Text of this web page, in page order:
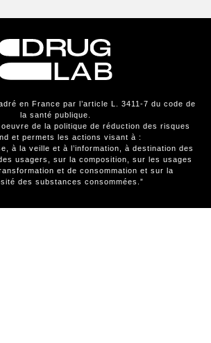
en France par l’article L. 3411-7 du code de
la santé publique.
de la politique de réduction des risques
et permets les actions visant à :
à la veille et à l’information, à destination des
usagers, sur la composition, sur les usages
et de consommation et sur la
des substances consommées.”